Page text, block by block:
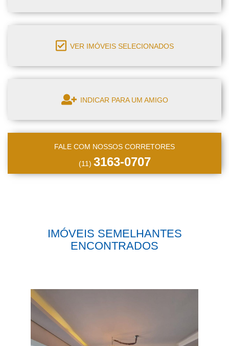
VER IMÓVEIS SELECIONADOS
INDICAR PARA UM AMIGO
FALE COM NOSSOS CORRETORES
(11) 3163-0707
IMÓVEIS SEMELHANTES
ENCONTRADOS